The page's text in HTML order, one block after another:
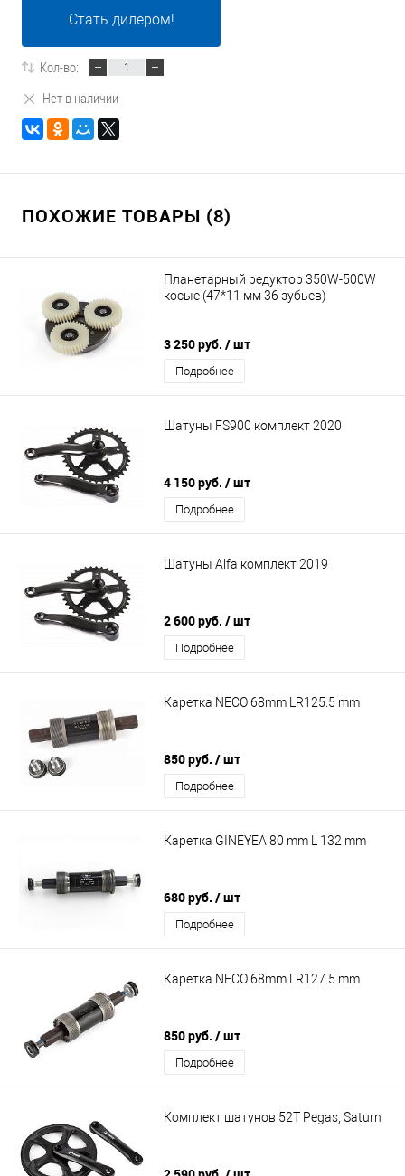
Стать дилером!
Кол-во:
Нет в наличии
ПОХОЖИЕ ТОВАРЫ (8)
Планетарный редуктор 350W-500W
косые (47*11 мм 36 зубьев)
3 250 руб. / шт
Подробнее
Шатуны FS900 комплект 2020
4 150 руб. / шт
Подробнее
Шатуны Alfa комплект 2019
2 600 руб. / шт
Подробнее
Каретка NECO 68mm LR125.5 mm
850 руб. / шт
Подробнее
Каретка GINEYEA 80 mm L 132 mm
680 руб. / шт
Подробнее
Каретка NECO 68mm LR127.5 mm
850 руб. / шт
Подробнее
Комплект шатунов 52Т Pegas, Saturn